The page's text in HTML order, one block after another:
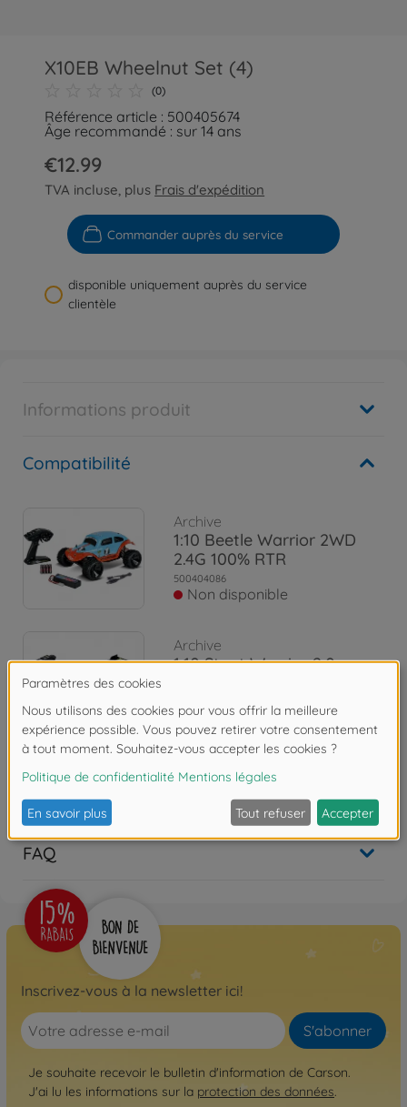
X10EB Wheelnut Set (4)
(0)
Référence article : 500405674
Âge recommandé : sur 14 ans
€12.99
TVA incluse, plus Frais d'expédition
Commander auprès du service
disponible uniquement auprès du service
clientèle
Informations produit
Compatibilité
Archive
1:10 Beetle Warrior 2WD
2.4G 100% RTR
500404086
Non disponible
Archive
1:10 Stunt Warrior 2.0
Non disponible
Les avis
FAQ
Inscrivez-vous à la newsletter ici!
S'abonner
Je souhaite recevoir le bulletin d'information de Carson.
J'ai lu les informations sur la protection des données.